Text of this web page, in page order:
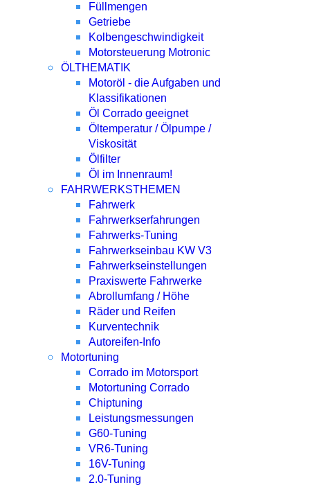
Füllmengen
Getriebe
Kolbengeschwindigkeit
Motorsteuerung Motronic
ÖLTHEMATIK
Motoröl - die Aufgaben und
Klassifikationen
Öl Corrado geeignet
Öltemperatur / Ölpumpe /
Viskosität
Ölfilter
Öl im Innenraum!
FAHRWERKSTHEMEN
Fahrwerk
Fahrwerkserfahrungen
Fahrwerks-Tuning
Fahrwerkseinbau KW V3
Fahrwerkseinstellungen
Praxiswerte Fahrwerke
Abrollumfang / Höhe
Räder und Reifen
Kurventechnik
Autoreifen-Info
Motortuning
Corrado im Motorsport
Motortuning Corrado
Chiptuning
Leistungsmessungen
G60-Tuning
VR6-Tuning
16V-Tuning
2.0-Tuning